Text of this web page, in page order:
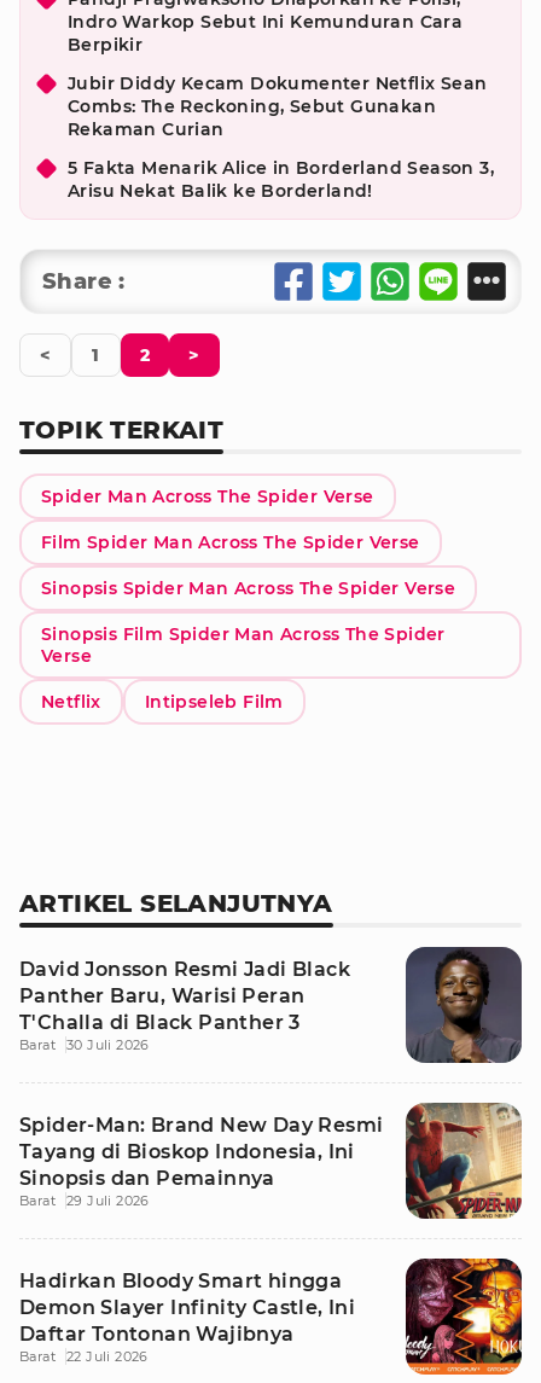
Indro Warkop Sebut Ini Kemunduran Cara
Berpikir
Jubir Diddy Kecam Dokumenter Netflix Sean
Combs: The Reckoning, Sebut Gunakan
Rekaman Curian
5 Fakta Menarik Alice in Borderland Season 3,
Arisu Nekat Balik ke Borderland!
Share :
< 1 2 >
TOPIK TERKAIT
Spider Man Across The Spider Verse
Film Spider Man Across The Spider Verse
Sinopsis Spider Man Across The Spider Verse
Sinopsis Film Spider Man Across The Spider
Verse
Netflix Intipseleb Film
ARTIKEL SELANJUTNYA
David Jonsson Resmi Jadi Black
Panther Baru, Warisi Peran
T'Challa di Black Panther 3
Barat 30 Juli 2026
Spider-Man: Brand New Day Resmi
Tayang di Bioskop Indonesia, Ini
Sinopsis dan Pemainnya
Barat 29 Juli 2026
Hadirkan Bloody Smart hingga
Demon Slayer Infinity Castle, Ini
Daftar Tontonan Wajibnya
Barat 22 Juli 2026